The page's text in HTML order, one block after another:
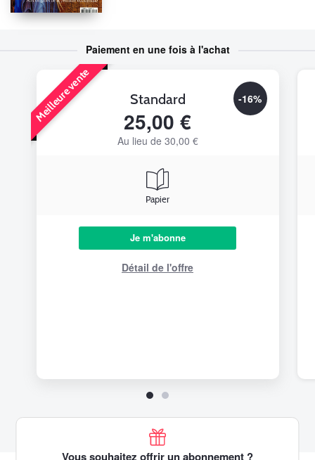
Paiement en une fois à l'achat
Meilleure vente -16%
Standard
25,00 €
Au lieu de 30,00 €
Papier
Je m'abonne
Détail de l'offre
Vous souhaitez offrir un abonnement ?